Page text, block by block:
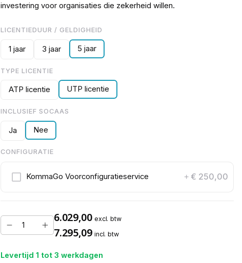
investering voor organisaties die zekerheid willen.
LICENTIEDUUR / GELDIGHEID
1 jaar 3 jaar 5 jaar
TYPE LICENTIE
ATP licentie UTP licentie
INCLUSIEF SOCAAS
Ja Nee
CONFIGURATIE
KommaGo Voorconfiguratieservice + € 250,00
6.029,00 excl. btw
7.295,09 incl. btw
Levertijd 1 tot 3 werkdagen